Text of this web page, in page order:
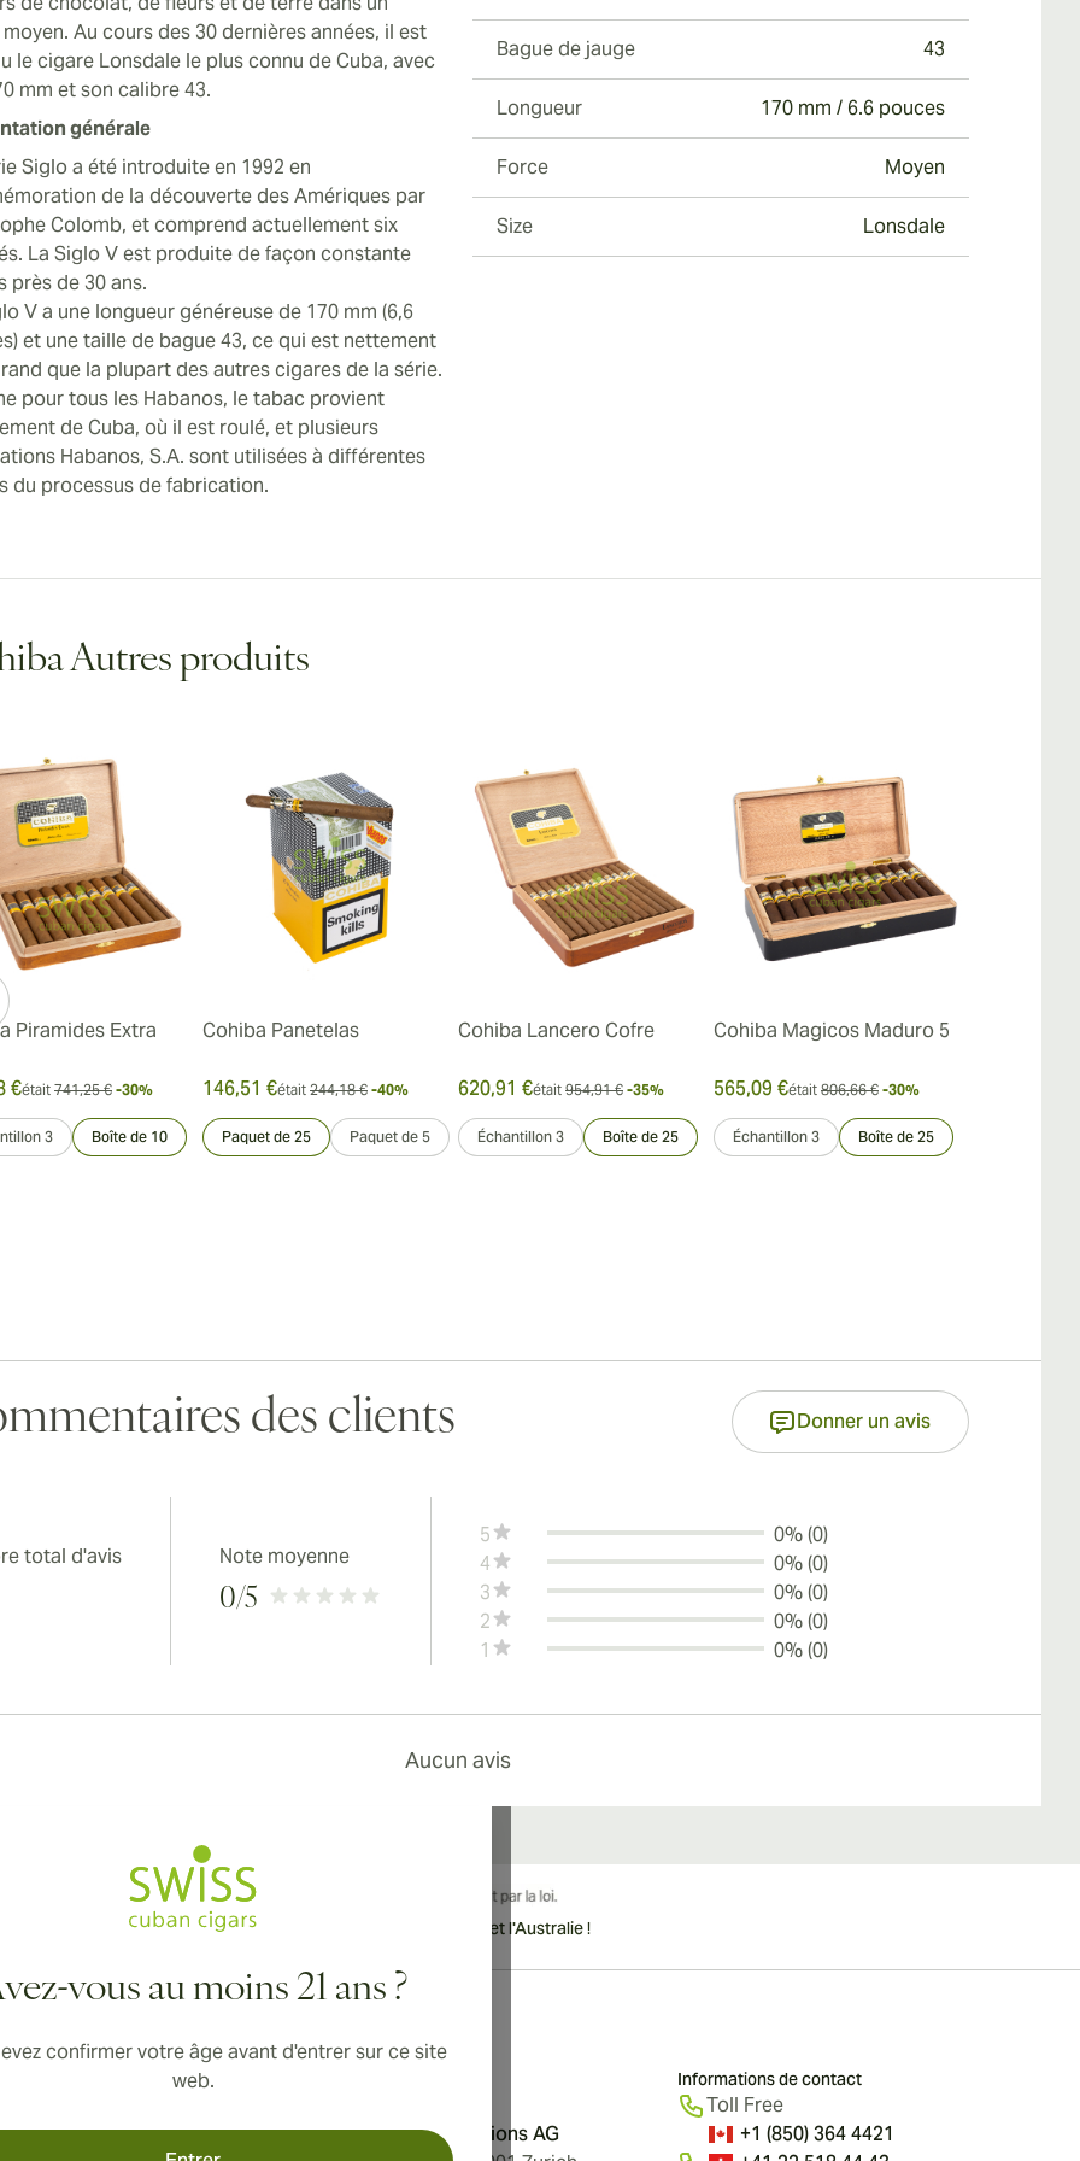
Comme les autres Siglos, le Siglo V a des notes sucrées
agréables, comme le chocolat riche et le moka. On
retrouve également des notes anisées et florales au cours
du premier tiers, ce qui le fait sortir du lot.
Le deuxième tiers fait ressortir des saveurs plus terreuses
et de cuir qui se marient bien avec les notes plus douces
du cigare. Dans le dernier tiers, de légères notes de poivre
noir apparaissent, tandis que les autres saveurs
s'assombrissent avec de riches nuances d'espresso.
Au cours des 30 dernières années, il est
le cigare Lonsdale le plus connu de Cuba, avec
mm et son calibre 43.
générale
Siglo a été introduite en 1992 en
de la découverte des Amériques par
Colomb, et comprend actuellement six
La Siglo V est produite de façon constante
près de 30 ans.
V a une longueur généreuse de 170 mm (6,6
et une taille de bague 43, ce qui est nettement
que la plupart des autres cigares de la série.
pour tous les Habanos, le tabac provient
de Cuba, où il est roulé, et plusieurs
Habanos, S.A. sont utilisées à différentes
du processus de fabrication.
Bague de jauge 43
Longueur 170 mm / 6.6 pouces
Force Moyen
Size Lonsdale
Autres produits
Piramides Extra
€était 741,25 € -30%
3 Boîte de 10
Cohiba Panetelas
146,51 €était 244,18 € -40%
Paquet de 25 Paquet de 5
Cohiba Lancero Cofre
620,91 €était 954,91 € -35%
Échantillon 3 Boîte de 25
Cohiba Magicos Maduro 5
565,09 €était 806,66 € -30%
Échantillon 3 Boîte de 25
des clients Donner un avis
total d'avis Note moyenne
0/5
5
0% (0)
4
0% (0)
3
0% (0)
2
0% (0)
1
0% (0)
Aucun avis
vous au moins 21 ans ?
confirmer votre âge avant d'entrer sur ce site
web.
internationale disponible vers le Canada, le Royaume-Uni et l'Australie !
Aromatica Distributions AG
Informations de contact
Toll Free
+1 (850) 364 4421